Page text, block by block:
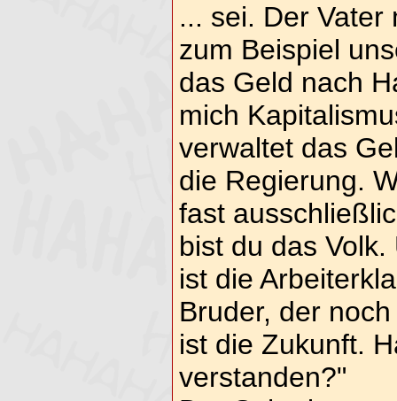
... sei. Der Vater
zum Beispiel
das Geld nach
mich
verwaltet das
die Regierung.
fast
bist du das
ist die
Bruder, der
ist die Zukunft.
verstanden?"